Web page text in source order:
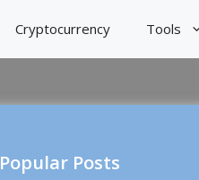
Cryptocurrency Tools
Popular Posts